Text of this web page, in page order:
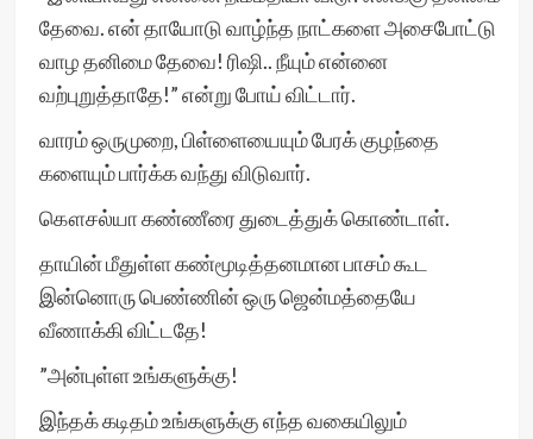
தேவை. என் தாயோடு வாழ்ந்த நாட்களை அசைபோட்டு
வாழ தனிமை தேவை! ரிஷி.. நீயும் என்னை
வற்புறுத்தாதே!” என்று போய் விட்டார்.
வாரம் ஒருமுறை, பிள்ளையையும் பேரக் குழந்தை
களையும் பார்க்க வந்து விடுவார்.
கௌசல்யா கண்ணீரை துடைத்துக் கொண்டாள்.
தாயின் மீதுள்ள கண்மூடித்தனமான பாசம் கூட
இன்னொரு பெண்ணின் ஒரு ஜென்மத்தையே
வீணாக்கி விட்டதே!
”அன்புள்ள உங்களுக்கு!
இந்தக் கடிதம் உங்களுக்கு எந்த வகையிலும்